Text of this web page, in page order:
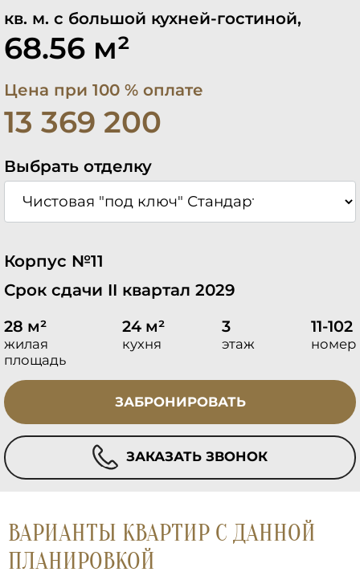
кв. м. с большой кухней-гостиной,
68.56 м²
Цена при 100 % оплате
13 369 200
Выбрать отделку
Корпус №11
Срок сдачи II квартал 2029
28 м²
жилая
площадь
24 м²
кухня
3
этаж
11-102
номер
ЗАБРОНИРОВАТЬ
ЗАКАЗАТЬ ЗВОНОК
ВАРИАНТЫ КВАРТИР С ДАННОЙ
ПЛАНИРОВКОЙ